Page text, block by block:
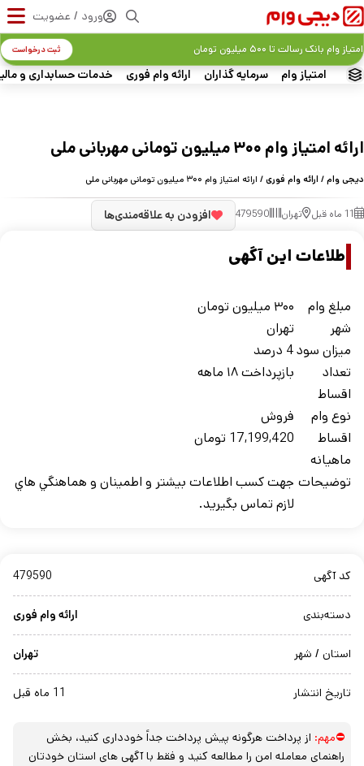
ورود / عضویت
امتیاز وام سرمایه گذاران ارائه وام فوری خدمات حسابداری و
امتیاز وام بانک رسالت تا ۵۰۰ میلیون تومان ثبت درخواست
ارائه امتیاز وام ۳۰۰ میلیون تومانی مهربانی ملی
دیجی وام/ ارائه وام فوری/ ارائه امتیاز وام ۳۰۰ میلیون تومانی مهربانی ملی
11 ماه قبل تهران 479590 افزودن به علاقه‌مندی‌ها
اطلاعات این آگهی
مبلغ وام
۳۰۰ میلیون تومان
شهر
تهران
ميزان سود4 درصد
تعداد
اقساط
بازپرداخت ۱۸ ماهه
نوع وام
فروش
اقساط
ماهيانه
17,199,420 تومان
توضيحات جهت کسب اطلاعات بيشتر و اطمينان و هماهنگي هاي
لازم تماس بگيريد.
کد آگهی 479590
دسته‌بندی ارائه وام فوری
استان / شهر تهران
تاریخ انتشار 11 ماه قبل
⛔مهم: از پرداخت هرگونه پیش پرداخت جداً خودداری کنید، بخش
راهنمای معامله امن را مطالعه کنید و فقط با آگهی های استان خودتان